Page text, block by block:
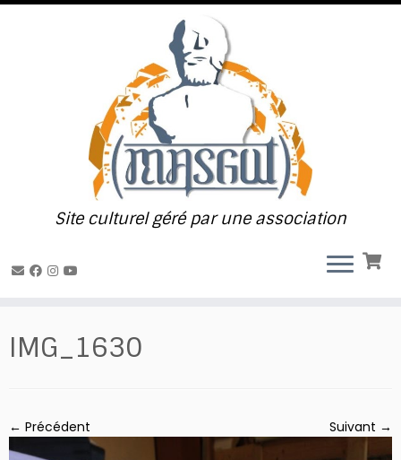
Passer
Site culturel géré par une association
IMG_1630
← Précédent Suivant →